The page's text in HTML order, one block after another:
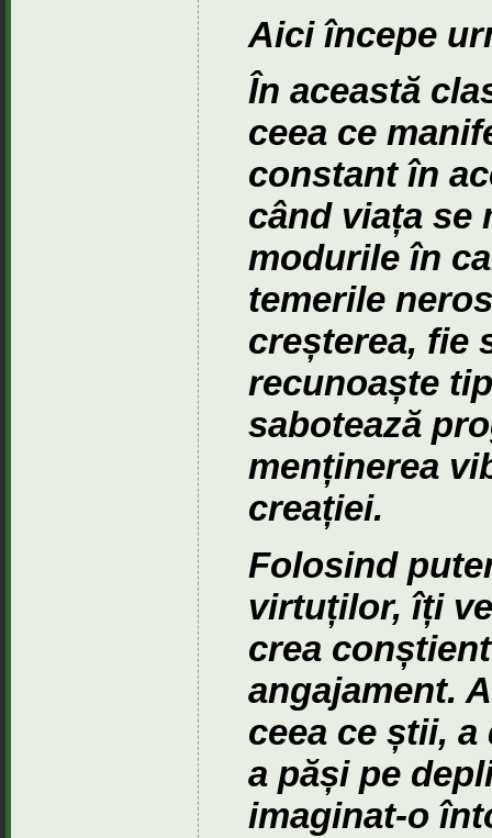
Aici începe
În această
ceea ce
constant în
când viața se
modurile în
temerile
creșterea, fie
recunoaște
sabotează
menținerea
creației.
Folosind
virtuților, îți
crea
angajament.
ceea ce știi,
a păși pe
imaginat-o